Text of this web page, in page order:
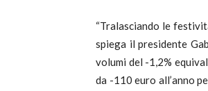
“Tralasciando le
spiega il presidente
volumi del -1,2%
da -110 euro all’anno